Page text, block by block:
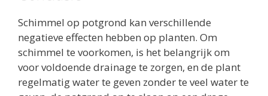
Schimmel op potgrond kan verschillende
negatieve effecten hebben op planten. Om
schimmel te voorkomen, is het belangrijk om
voor voldoende drainage te zorgen, en de plant
regelmatig water te geven zonder te veel water te